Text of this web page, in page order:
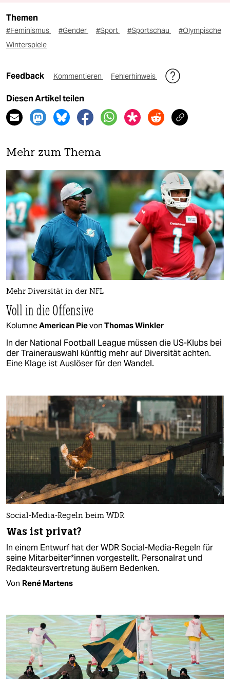
Themen
#Feminismus #Gender #Sport #Sportschau
#Olympische
Winterspiele
Feedback Kommentieren Fehlerhinweis
Diesen Artikel teilen
Mehr zum Thema
Mehr Diversität in der NFL
Voll in die Offensive
KolumneAmerican Pievon Thomas Winkler
In der National Football League müssen die US-Klubs bei
der Trainerauswahl künftig mehr auf Diversität achten.
Eine Klage ist Auslöser für den Wandel.
Social-Media-Regeln beim WDR
Was ist privat?
In einem Entwurf hat der WDR Social-Media-Regeln für
seine Mit­ar­bei­te­r*in­nen vorgestellt. Personalrat und
Redakteursvertretung äußern Bedenken.
Von René Martens